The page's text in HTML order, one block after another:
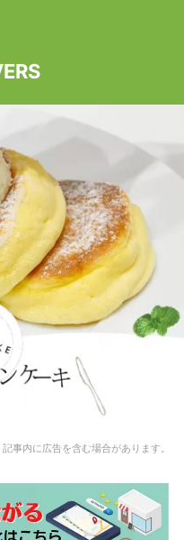
記事内に広告を含む場合があります。